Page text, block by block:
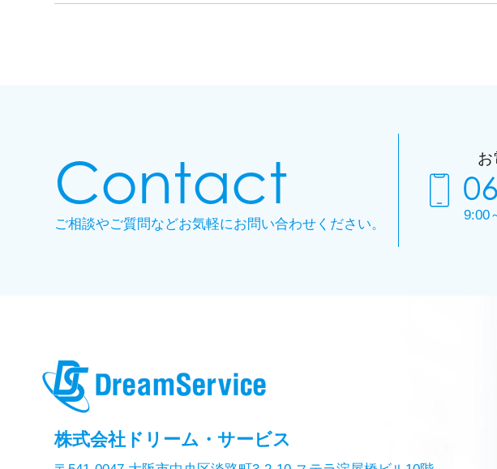
Contact
ご相談やご質問などお気軽にお問い合わせください。
お
9:00
株式会社ドリーム・サービス